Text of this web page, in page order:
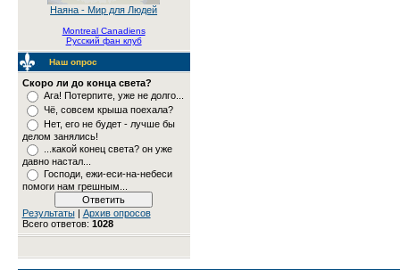
Наяна - Мир для Людей
Montreal Canadiens
Русский фан клуб
Наш опрос
Скоро ли до конца света?
Ага! Потерпите, уже не долго...
Чё, совсем крыша поехала?
Нет, его не будет - лучше бы
делом занялись!
...какой конец света? он уже
давно настал...
Господи, ежи-еси-на-небеси
помоги нам грешным...
Результаты| Архив опросов
Всего ответов: 1028